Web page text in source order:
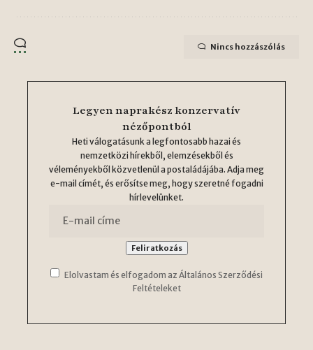
Nincs hozzászólás
Legyen naprakész konzervatív
nézőpontból
Heti válogatásunk a legfontosabb hazai és
nemzetközi hírekből, elemzésekből és
véleményekből közvetlenül a postaládájába. Adja meg
e-mail címét, és erősítse meg, hogy szeretné fogadni
hírlevelünket.
Elolvastam és elfogadom az Általános Szerződési
Feltételeket